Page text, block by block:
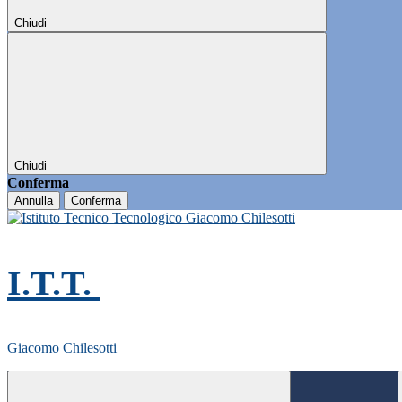
Chiudi
Chiudi
Conferma
Annulla Conferma
I.T.T.
Giacomo Chilesotti